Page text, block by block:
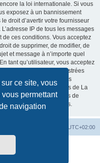
ce site, vous
permettant
navigation
la loi internationale. Si vous
exposez à un bannissement
droit d’avertir votre fournisseur
IP de tous les messages
de ces conditions. Vous acceptez
de supprimer, de modifier, de
et message à n’importe quel
tant qu’utilisateur, vous acceptez
soient enregistrées
ne seront pas
ni « Les Salons de La
responsables en cas de
vos données.
UTC+02:00
© phpBB Limited
©